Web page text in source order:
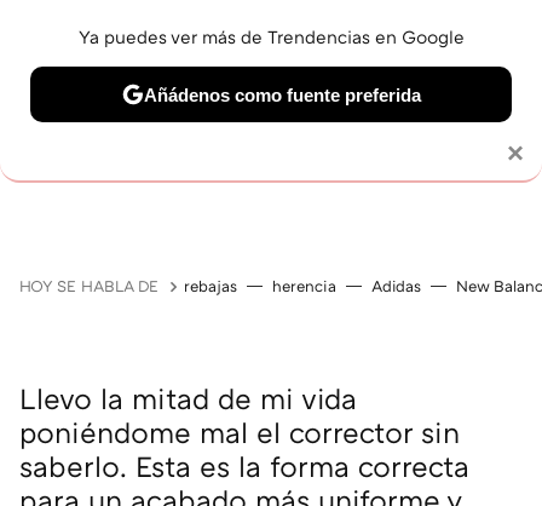
HOY SE HABLA DE rebajas herencia Adidas New
Llevo la mitad de mi vida
poniéndome mal el corrector sin
saberlo. Esta es la forma correcta
×
Ya puedes ver más de Trendencias en Google
Añádenos como fuente preferida